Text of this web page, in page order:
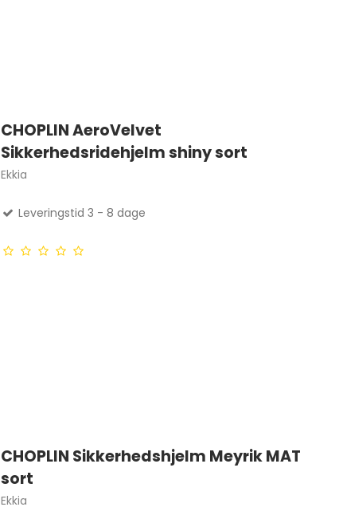
CHOPLIN AeroVelvet
Sikkerhedsridehjelm shiny sort
Ekkia
Leveringstid 3 - 8 dage
CHOPLIN Sikkerhedshjelm Meyrik MAT
sort
Ekkia